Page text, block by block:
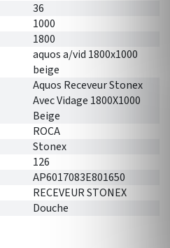
36
1000
1800
aquos a/vid 1800x1000
beige
Aquos Receveur Stonex
Avec Vidage 1800X1000
Beige
ROCA
Stonex
126
AP6017083E801650
RECEVEUR STONEX
Douche